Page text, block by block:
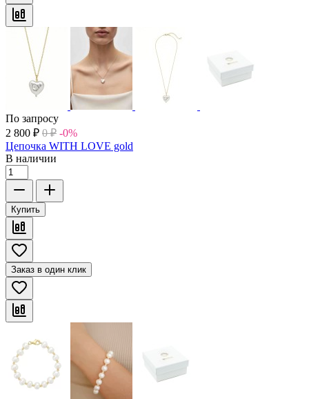
По запросу
2 800 ₽ 0 ₽ -0%
Цепочка WITH LOVE gold
В наличии
Купить
Заказ в один клик